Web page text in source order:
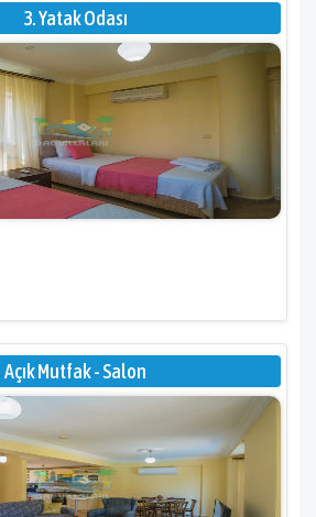
3. Yatak Odası
Açık Mutfak - Salon